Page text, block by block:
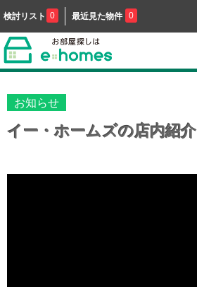
検討リスト 0 最近見た物件 0
お知らせ
イー・ホームズの店内紹介